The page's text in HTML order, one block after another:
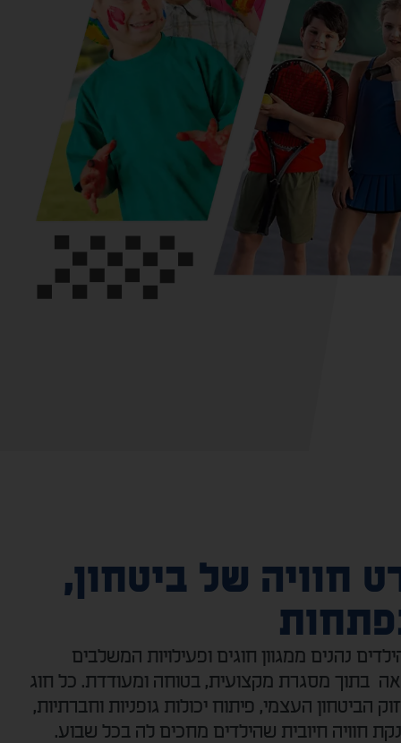
חוויה של ביטחון,
נהנים ממגוון חוגים ופעילויות המשלבים
בתוך מסגרת מקצועית, בטוחה ומעודדת. כל חוג
הביטחון העצמי, פיתוח יכולות גופניות וחברתיות,
חוויה חיובית שהילדים מחכים לה בכל שבוע.